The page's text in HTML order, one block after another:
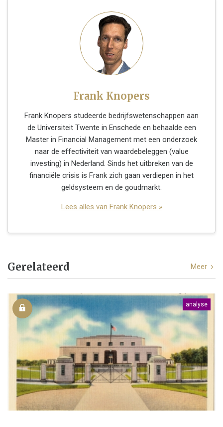
Frank Knopers
Frank Knopers studeerde bedrijfswetenschappen aan
de Universiteit Twente in Enschede en behaalde een
Master in Financial Management met een onderzoek
naar de effectiviteit van waardebeleggen (value
investing) in Nederland. Sinds het uitbreken van de
financiële crisis is Frank zich gaan verdiepen in het
geldsysteem en de goudmarkt.
Lees alles van Frank Knopers »
Gerelateerd Meer
analyse